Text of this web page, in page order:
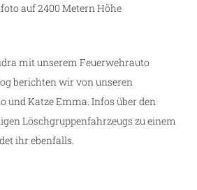
auf 2400 Metern Höhe
mit unserem Feuerwehrauto
berichten wir von unseren
und Katze Emma. Infos über den
Löschgruppenfahrzeugs zu einem
ihr ebenfalls.